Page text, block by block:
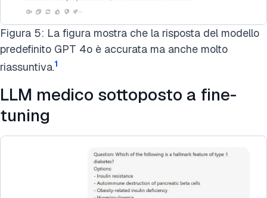
Figura 5: La figura mostra che la risposta del modello
predefinito GPT 4o è accurata ma anche molto
riassuntiva.1
LLM medico sottoposto a fine-
tuning